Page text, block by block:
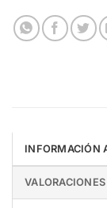
INFORMACIÓN